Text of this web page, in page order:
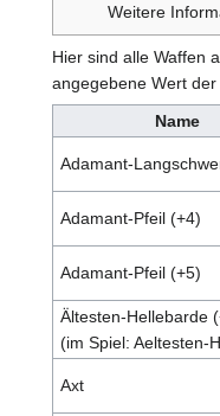
Weitere
Hier sind alle Waffen
angegebene Wert
Name
Adamant-
Adamant-Pfeil (+4)
Adamant-Pfeil (+5)
Ältesten-Hellebarde
(im Spiel: Aeltesten-
Axt